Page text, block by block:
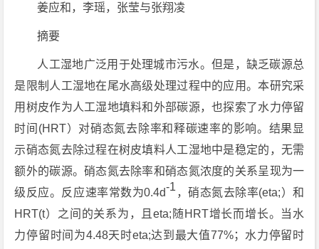
姜应和，李瑶，张莹与张翔凌
摘要
人工湿地广泛用于处理城市污水。但是，缺乏碳源总
是限制人工湿地在尾水高级处理过程中的应用。本研究采
用树皮作为人工湿地填料和外部碳源，也探索了水力停留
时间(HRT）对硝态氮去除率和释碳速率的影响。结果显
示硝态氮去除过程在树皮填料人工湿地中是稳定的，无需
额外的碳源。硝态氮去除率和硝态氮浓度的关系呈现为一
级反应。反应速率常数为0.4d-1 ，硝态氮去除率(eta;）和
HRT(t）之间的关系为，且eta;随HRT增长而增长。当水
力停留时间为4.48天时eta;达到最大值77%；水力停留时